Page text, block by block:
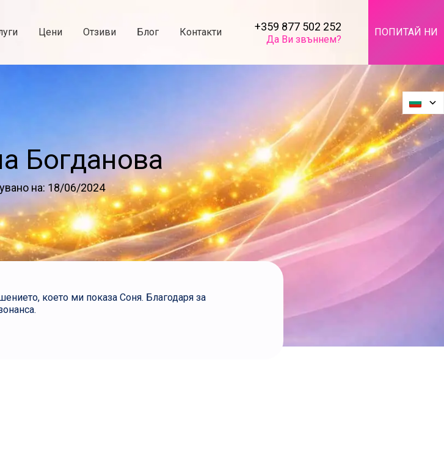
Цени Отзиви Блог Контакти +359 877 502 252
Да Ви звъннем?
ПОПИТАЙ НИ
Богданова
на: 18/06/2024
което ми показа Соня. Благодаря за